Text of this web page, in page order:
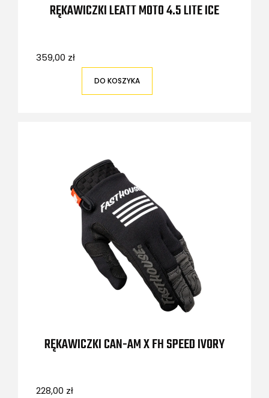
RĘKAWICZKI LEATT MOTO 4.5 LITE ICE
359,00 zł
DO KOSZYKA
RĘKAWICZKI CAN-AM X FH SPEED IVORY
228,00 zł